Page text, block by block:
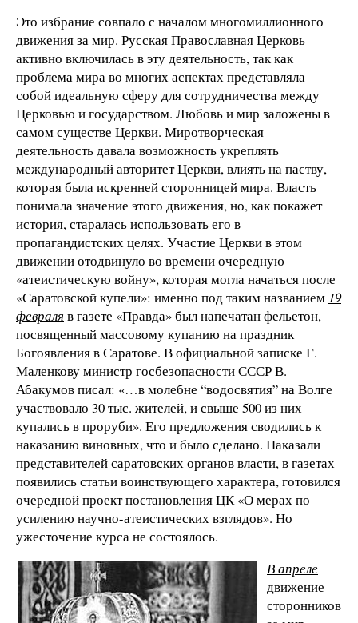
Это избрание совпало с началом многомиллионного
движения за мир. Русская Православная Церковь
активно включилась в эту деятельность, так как
проблема мира во многих аспектах представляла
собой идеальную сферу для сотрудничества между
Церковью и государством. Любовь и мир заложены в
самом существе Церкви. Миротворческая
деятельность давала возможность укреплять
международный авторитет Церкви, влиять на паству,
которая была искренней сторонницей мира. Власть
понимала значение этого движения, но, как покажет
история, старалась использовать его в
пропагандистских целях. Участие Церкви в этом
движении отодвинуло во времени очередную
«атеистическую войну», которая могла начаться после
«Саратовской купели»: именно под таким названием 19
февраля в газете «Правда» был напечатан фельетон,
посвященный массовому купанию на праздник
Богоявления в Саратове. В официальной записке Г.
Маленкову министр госбезопасности СССР В.
Абакумов писал: «…в молебне “водосвятия” на Волге
участвовало 30 тыс. жителей, и свыше 500 из них
купались в проруби». Его предложения сводились к
наказанию виновных, что и было сделано. Наказали
представителей саратовских органов власти, в газетах
появились статьи воинствующего характера, готовился
очередной проект постановления ЦК «О мерах по
усилению научно-атеистических взглядов». Но
ужесточение курса не состоялось.
В апреле
движение
сторонников